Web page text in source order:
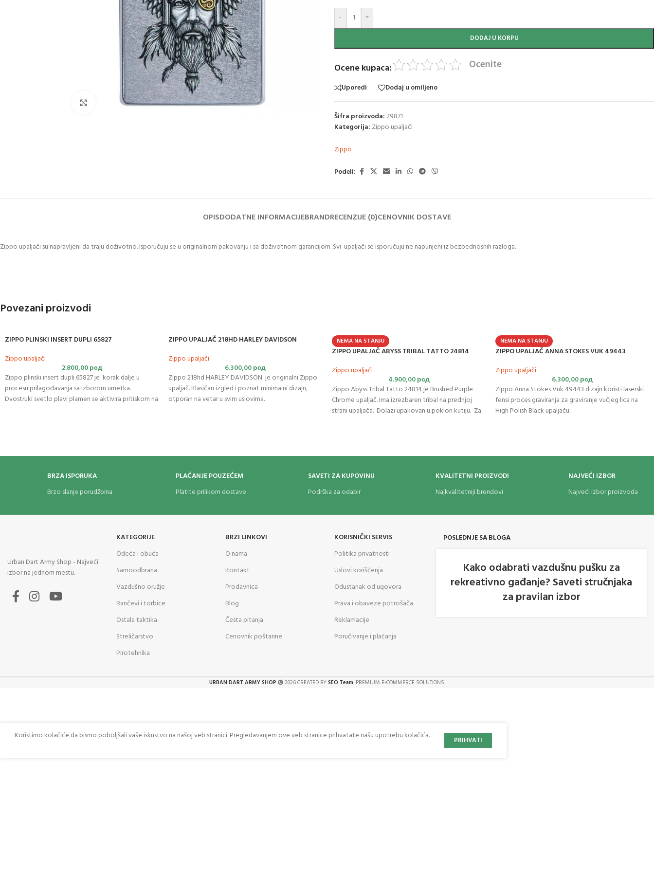
Klikni za uvećanje slike
- +
DODAJ U KORPU
Ocene kupaca: Ocenite
Uporedi Dodaj u omiljeno
Šifra proizvoda:29871
Kategorija: Zippo upaljači
Zippo
Podeli:
OPISDODATNE INFORMACIJEBRANDRECENZIJE (0)CENOVNIK DOSTAVE
Zippo upaljači su napravljeni da traju doživotno. Isporučuju se u originalnom pakovanju i sa doživotnom garancijom. Svi upaljači se isporučuju ne napunjeni iz bezbednosnih razloga.
Povezani proizvodi
ZIPPO PLINSKI INSERT DUPLI 65827
Zippo upaljači
2.800,00рсд
Zippo plinski insert dupli 65827 je korak dalje u
procesu prilagođavanja sa izborom umetka.
Dvostruki svetlo plavi plamen se aktivira pritiskom na
ZIPPO UPALJAČ 218HD HARLEY DAVIDSON
Zippo upaljači
6.300,00рсд
Zippo 218hd HARLEY DAVIDSON je originalni Zippo
upaljač. Klasičan izgled i poznat minimalni dizajn,
otporan na vetar u svim uslovima.
NEMA NA STANJU
ZIPPO UPALJAČ ABYSS TRIBAL TATTO 24814
Zippo upaljači
4.900,00рсд
Zippo Abyss Tribal Tatto 24814 je Brushed Purple
Chrome upaljač. Ima izrezbaren tribal na prednjoj
strani upaljača. Dolazi upakovan u poklon kutiju. Za
NEMA NA STANJU
ZIPPO UPALJAČ ANNA STOKES VUK 49443
Zippo upaljači
6.300,00рсд
Zippo Anna Stokes Vuk 49443 dizajn koristi laserski
fensi proces graviranja za graviranje vučjeg lica na
High Polish Black upaljaču.
BRZA ISPORUKA
Brzo slanje porudžbina
PLAĆANJE POUZEĆEM
Platite prilikom dostave
SAVETI ZA KUPOVINU
Podrška za odabir
KVALITETNI PROIZVODI
Najkvalitetniji brendovi
NAJVEĆI IZBOR
Najveći izbor proizvoda
Urban Dart Army Shop - Najveći
izbor na jednom mestu.
KATEGORIJE
Odeća i obuća
Samoodbrana
Vazdušno oružje
Rančevi i torbice
Ostala taktika
Streličarstvo
Pirotehnika
BRZI LINKOVI
O nama
Kontakt
Prodavnica
Blog
Česta pitanja
Cenovnik poštarine
KORISNIČKI SERVIS
Politika privatnosti
Uslovi korišćenja
Odustanak od ugovora
Prava i obaveze potrošača
Reklamacije
Poručivanje i plaćanja
POSLEDNJE SA BLOGA
Kako odabrati vazdušnu pušku za
rekreativno gađanje? Saveti stručnjaka
za pravilan izbor
URBAN DART ARMY SHOP 2026 CREATED BYSEO Team. PREMIUM E-COMMERCE SOLUTIONS.
Koristimo kolačiće da bismo poboljšali vaše iskustvo na našoj veb stranici. Pregledavanjem ove veb stranice prihvatate našu upotrebu kolačića. PRIHVATI